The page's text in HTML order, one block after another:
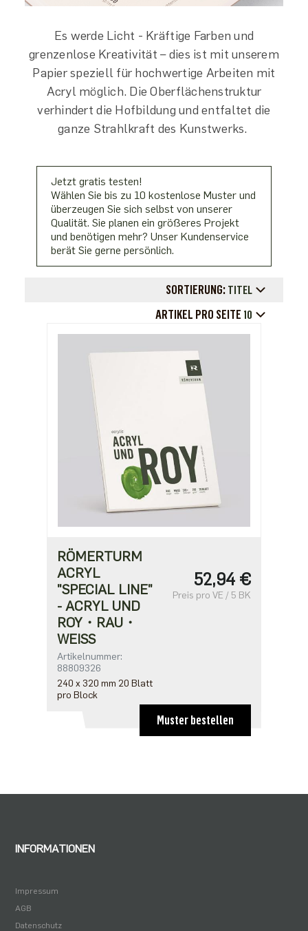
Es werde Licht - Kräftige Farben und
grenzenlose Kreativität – dies ist mit unserem
Papier speziell für hochwertige Arbeiten mit
Acryl möglich. Die Oberflächenstruktur
verhindert die Hofbildung und entfaltet die
ganze Strahlkraft des Kunstwerks.
Jetzt gratis testen!
Wählen Sie bis zu 10 kostenlose Muster und
überzeugen Sie sich selbst von unserer
Qualität. Sie planen ein größeres Projekt
und benötigen mehr? Unser Kundenservice
berät Sie gerne persönlich.
SORTIERUNG: TITEL
ARTIKEL PRO SEITE 10
RÖMERTURM
ACRYL
"SPECIAL LINE"
- ACRYL UND
ROY・RAU・
WEISS
Artikelnummer:
88809326
240 x 320 mm 20 Blatt
pro Block
52,94 €
Preis pro VE / 5 BK
Muster bestellen
INFORMATIONEN
Impressum
AGB
Datenschutz